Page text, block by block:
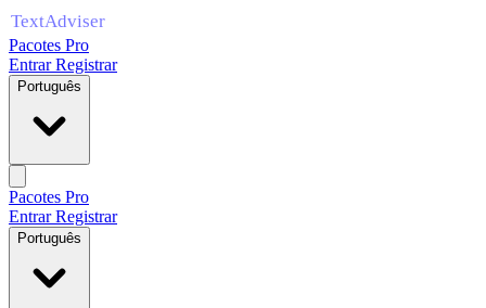
Pacotes Pro
EntrarRegistrar
Português
Pacotes Pro
EntrarRegistrar
Português